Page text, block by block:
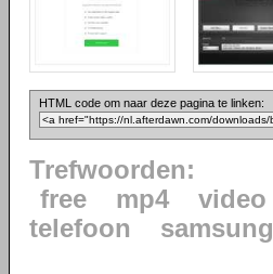
HTML code om naar deze pagina te linken:
Trefwoorden:
free
mp4 video
telefoon
samsung